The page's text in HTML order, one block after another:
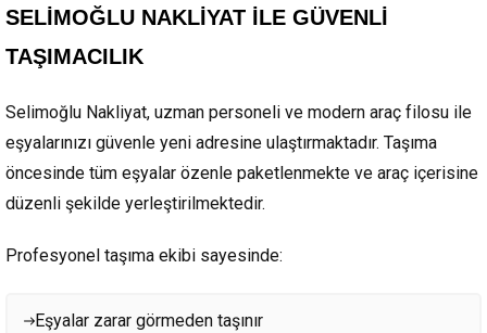
SELİMOĞLU NAKLİYAT İLE GÜVENLİ
TAŞIMACILIK
Selimoğlu Nakliyat, uzman personeli ve modern araç filosu ile
eşyalarınızı güvenle yeni adresine ulaştırmaktadır. Taşıma
öncesinde tüm eşyalar özenle paketlenmekte ve araç içerisine
düzenli şekilde yerleştirilmektedir.
Profesyonel taşıma ekibi sayesinde:
Eşyalar zarar görmeden taşınır